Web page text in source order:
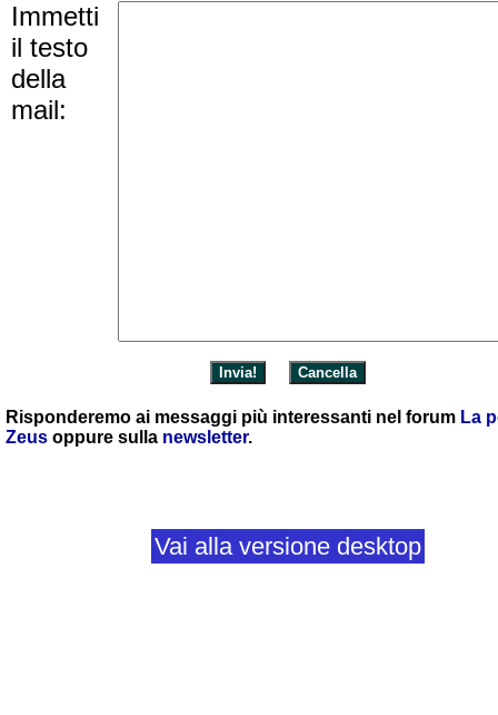
Immetti
il testo
della
mail:
Risponderemo ai messaggi più interessanti nel forum La
Zeus oppure sulla newsletter.
Vai alla versione desktop